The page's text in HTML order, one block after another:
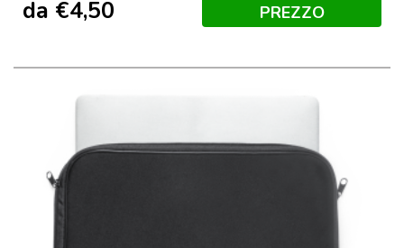
da €4,50
PREZZO